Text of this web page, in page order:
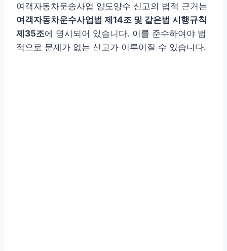
여객자동차운송사업 양도양수 신고의 법적 근거는
여객자동차운수사업법 제14조 및 같은법 시행규칙
제35조에 명시되어 있습니다. 이를 준수하여야 법
적으로 문제가 없는 신고가 이루어질 수 있습니다.